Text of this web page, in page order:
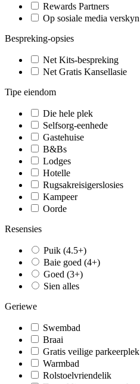
Rewards Partners
Op sosiale media verskyn
Bespreking-opsies
Net Kits-bespreking
Net Gratis Kansellasie
Tipe eiendom
Die hele plek
Selfsorg-eenhede
Gastehuise
B&Bs
Lodges
Hotelle
Rugsakreisigerslosies
Kampeer
Oorde
Resensies
Puik (4.5+)
Baie goed (4+)
Goed (3+)
Sien alles
Geriewe
Swembad
Braai
Gratis veilige parkeerplek
Warmbad
Rolstoelvriendelik